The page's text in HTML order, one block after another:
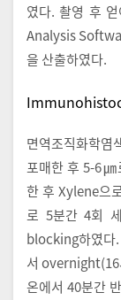
였다. 촬영 후
Analysis
을 산출하였다.
면역조직화학염
포매한 후 5-6
한 후 Xylene으
로 5분간 4회
blocking하였다
서 overnight(16
온에서 40분간